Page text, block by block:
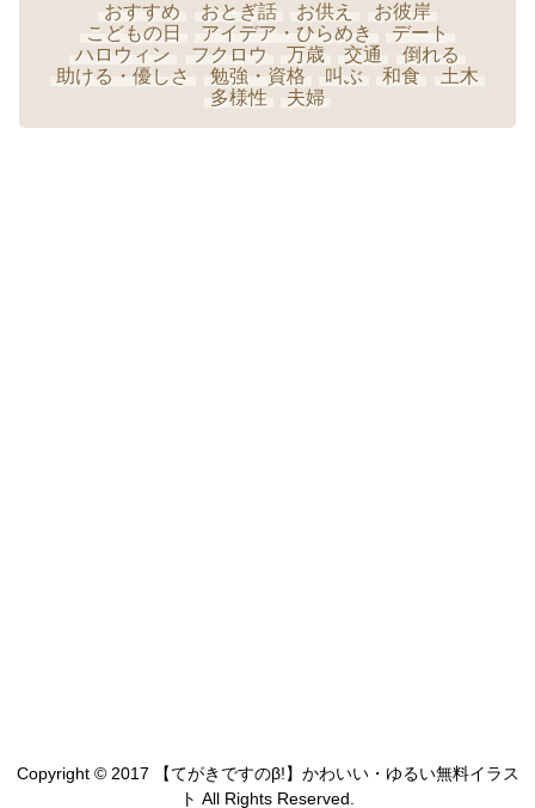
おすすめ おとぎ話 お供え
お彼岸
こどもの日
アイデア・ひらめき
デート
ハロウィン
フクロウ 万歳 交通
倒れる
助ける・優しさ
勉強・資格 叫ぶ 和食
土木
多様性
夫婦
Copyright © 2017 【てがきですのβ!】かわいい・ゆるい無料イラス
ト All Rights Reserved.